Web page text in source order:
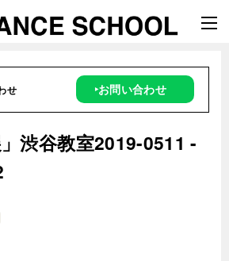
せ ‣お問い合わせ
」渋谷教室2019-0511 -